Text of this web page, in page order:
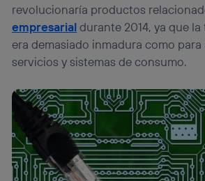
revolucionaría productos
empresarialdurante 2014, ya que
era demasiado inmadura como para
servicios y sistemas de consumo.
Puedes gestionar los consentimientos
“Administrar Utiq” en la parte inferior
visitando el portal de privacidad de
(“consenthub”). Para más
la política de privacidad de Utiq.